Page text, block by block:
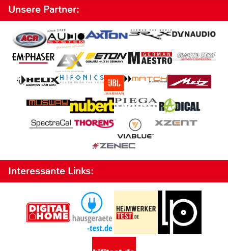
Unsere Partner:
Interessante Links: